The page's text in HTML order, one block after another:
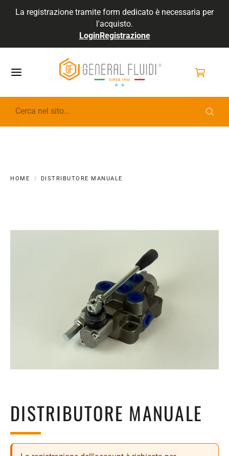
La registrazione tramite form dedicato è necessaria per
l'acquisto.
LoginRegistrazione
GENERALFLUIDI
HOME DISTRIBUTORE MANUALE
DISTRIBUTORE MANUALE